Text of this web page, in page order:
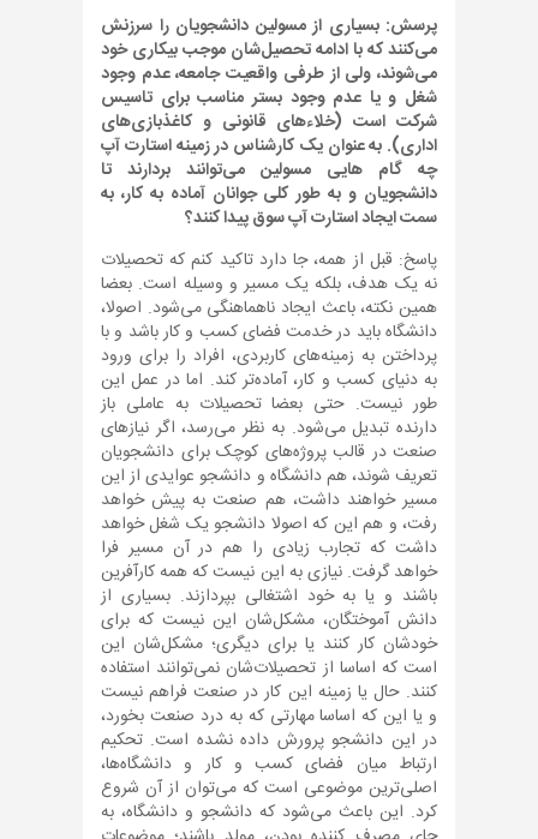
پرسش: بسیاری از مسولین دانشجویان را سرزنش
می‌کنند که با ادامه تحصیل‌شان موجب بیکاری خود
می‌شوند، ولی از طرفی واقعیت جامعه، عدم وجود
شغل و یا عدم وجود بستر مناسب برای تاسیس
شرکت است (خلاء‌های قانونی و کاغذبازی‌های
اداری). به عنوان یک کارشناس در زمینه استارت آپ
چه گام هایی مسولین می‌توانند بردارند تا
دانشجویان و به طور کلی جوانان آماده به کار، به
سمت ایجاد استارت آپ سوق پیدا کنند؟
پاسخ: قبل از همه، جا دارد تاکید کنم که تحصیلات
نه یک هدف، بلکه یک مسیر و وسیله است. بعضا
همین نکته، باعث ایجاد ناهماهنگی می‌شود. اصولا،
دانشگاه باید در خدمت فضای کسب و کار باشد و با
پرداختن به زمینه‌های کاربردی، افراد را برای ورود
به دنیای کسب و کار، آماده‌تر کند. اما در عمل این
طور نیست. حتی بعضا تحصیلات به عاملی باز
دارنده تبدیل می‌شود. به نظر می‌رسد، اگر نیازهای
صنعت در قالب پروژه‌های کوچک برای دانشجویان
تعریف شوند، هم دانشگاه و دانشجو عوایدی از این
مسیر خواهند داشت، هم صنعت به پیش خواهد
رفت، و هم این که اصولا دانشجو یک شغل خواهد
داشت که تجارب زیادی را هم در آن مسیر فرا
خواهد گرفت. نیازی به این نیست که همه کارآفرین
باشند و یا به خود اشتغالی بپردازند. بسیاری از
دانش آموختگان، مشکل‌شان این نیست که برای
خودشان کار کنند یا برای دیگری؛ مشکل‌شان این
است که اساسا از تحصیلات‌شان نمی‌توانند استفاده
کنند. حال یا زمینه این کار در صنعت فراهم نیست
و یا این که اساسا مهارتی که به درد صنعت بخورد،
در این دانشجو پرورش داده نشده است. تحکیم
ارتباط میان فضای کسب و کار و دانشگاه‌ها،
اصلی‌ترین موضوعی است که می‌توان از آن شروع
کرد. این باعث می‌شود که دانشجو و دانشگاه، به